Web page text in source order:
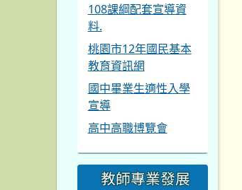
108課綱配套宣導資
料.
桃園市12年國民基本
教育資訊網
國中畢業生適性入學
宣導
高中高職博覽會
教師專業發展